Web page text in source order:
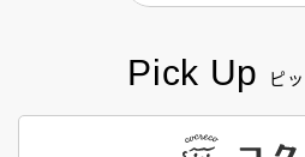
Pick Up ピ